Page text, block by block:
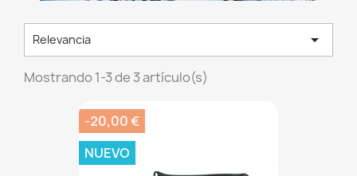
Relevancia 
Mostrando 1-3 de 3 artículo(s)
-20,00 €
NUEVO